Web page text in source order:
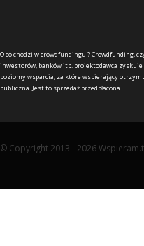
O co chodzi w crowdfundingu ?Crowdfunding,
inwestorów, banków itp. projektodawca
poziomy wsparcia, za które wspierający
publiczna. Jest to sprzedaż przedpłacona.
© Copyright 2013 - 2026